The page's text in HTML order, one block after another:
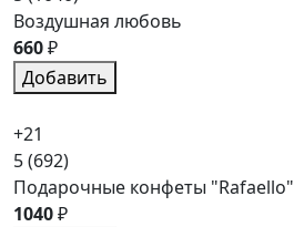
Воздушная любовь
660₽
Добавить
+21
5(692)
Подарочные конфеты "Rafaello"
1040₽